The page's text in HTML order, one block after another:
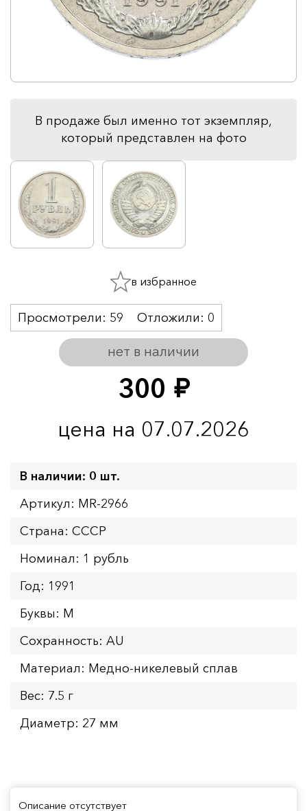
В продаже был именно тот экземпляр,
который представлен на фото
300 руб.
цена на 07.07.2026
нет в наличии
Просмотрели: 59 Отложили: 0
в избранное
В наличии: 0 шт.
Артикул: MR-2966
Страна: СССР
Номинал: 1 рубль
Год: 1991
Буквы: M
Сохранность: AU
Материал: Медно-никелевый сплав
Вес: 7.5 г
Диаметр: 27 мм
Описание отсутствует